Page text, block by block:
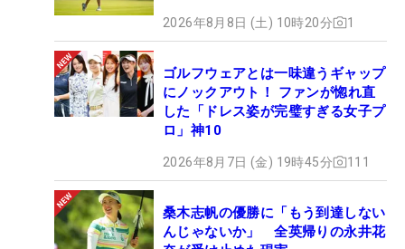
くだけじゃなくて、世界で活躍したい」と胸の内を
そのためには、「緊張しがちなところを克服した
い。憧れの桃子プロみたいに、芯の強い、折れない
ゴルファーになれるように」と、技術だけでなく精
神面の成長も見据えている。地元の舞台で経験した
悔しさと手応え。それは、次のステージへ進むため
の確かな一歩となる。（文・高木彩音）
2026年8月8日 (土) 10時20分 1
ゴルフウェアとは一味違うギャップ
にノックアウト！ ファンが惚れ直
した「ドレス姿が完璧すぎる女子プ
ロ」神10
2026年8月7日 (金) 19時45分 111
桑木志帆の優勝に「もう到達しない
んじゃないか」 全英帰りの永井花